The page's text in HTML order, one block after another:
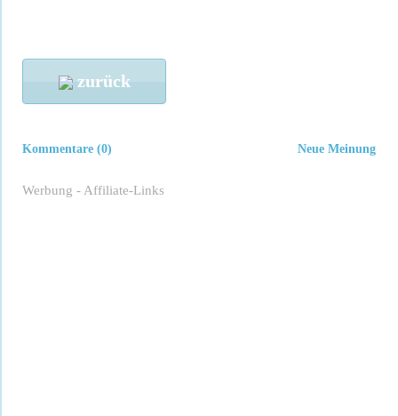
zurück
Neue Meinung
Kommentare (0)
Werbung - Affiliate-Links